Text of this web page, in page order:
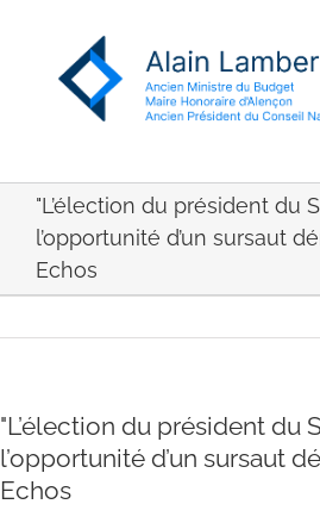
"L’élection du président du
l’opportunité d’un sursaut
Echos
"L’élection du président du
l’opportunité d’un sursaut
Echos